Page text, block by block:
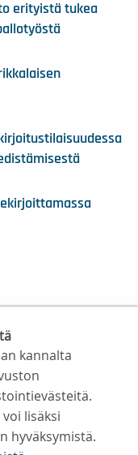
kannalta
lisäksi
hyväksymistä.
erityistä tukea
ry